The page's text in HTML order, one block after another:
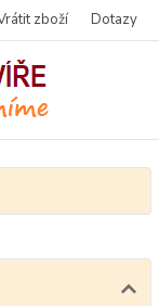
zboží Dotazy